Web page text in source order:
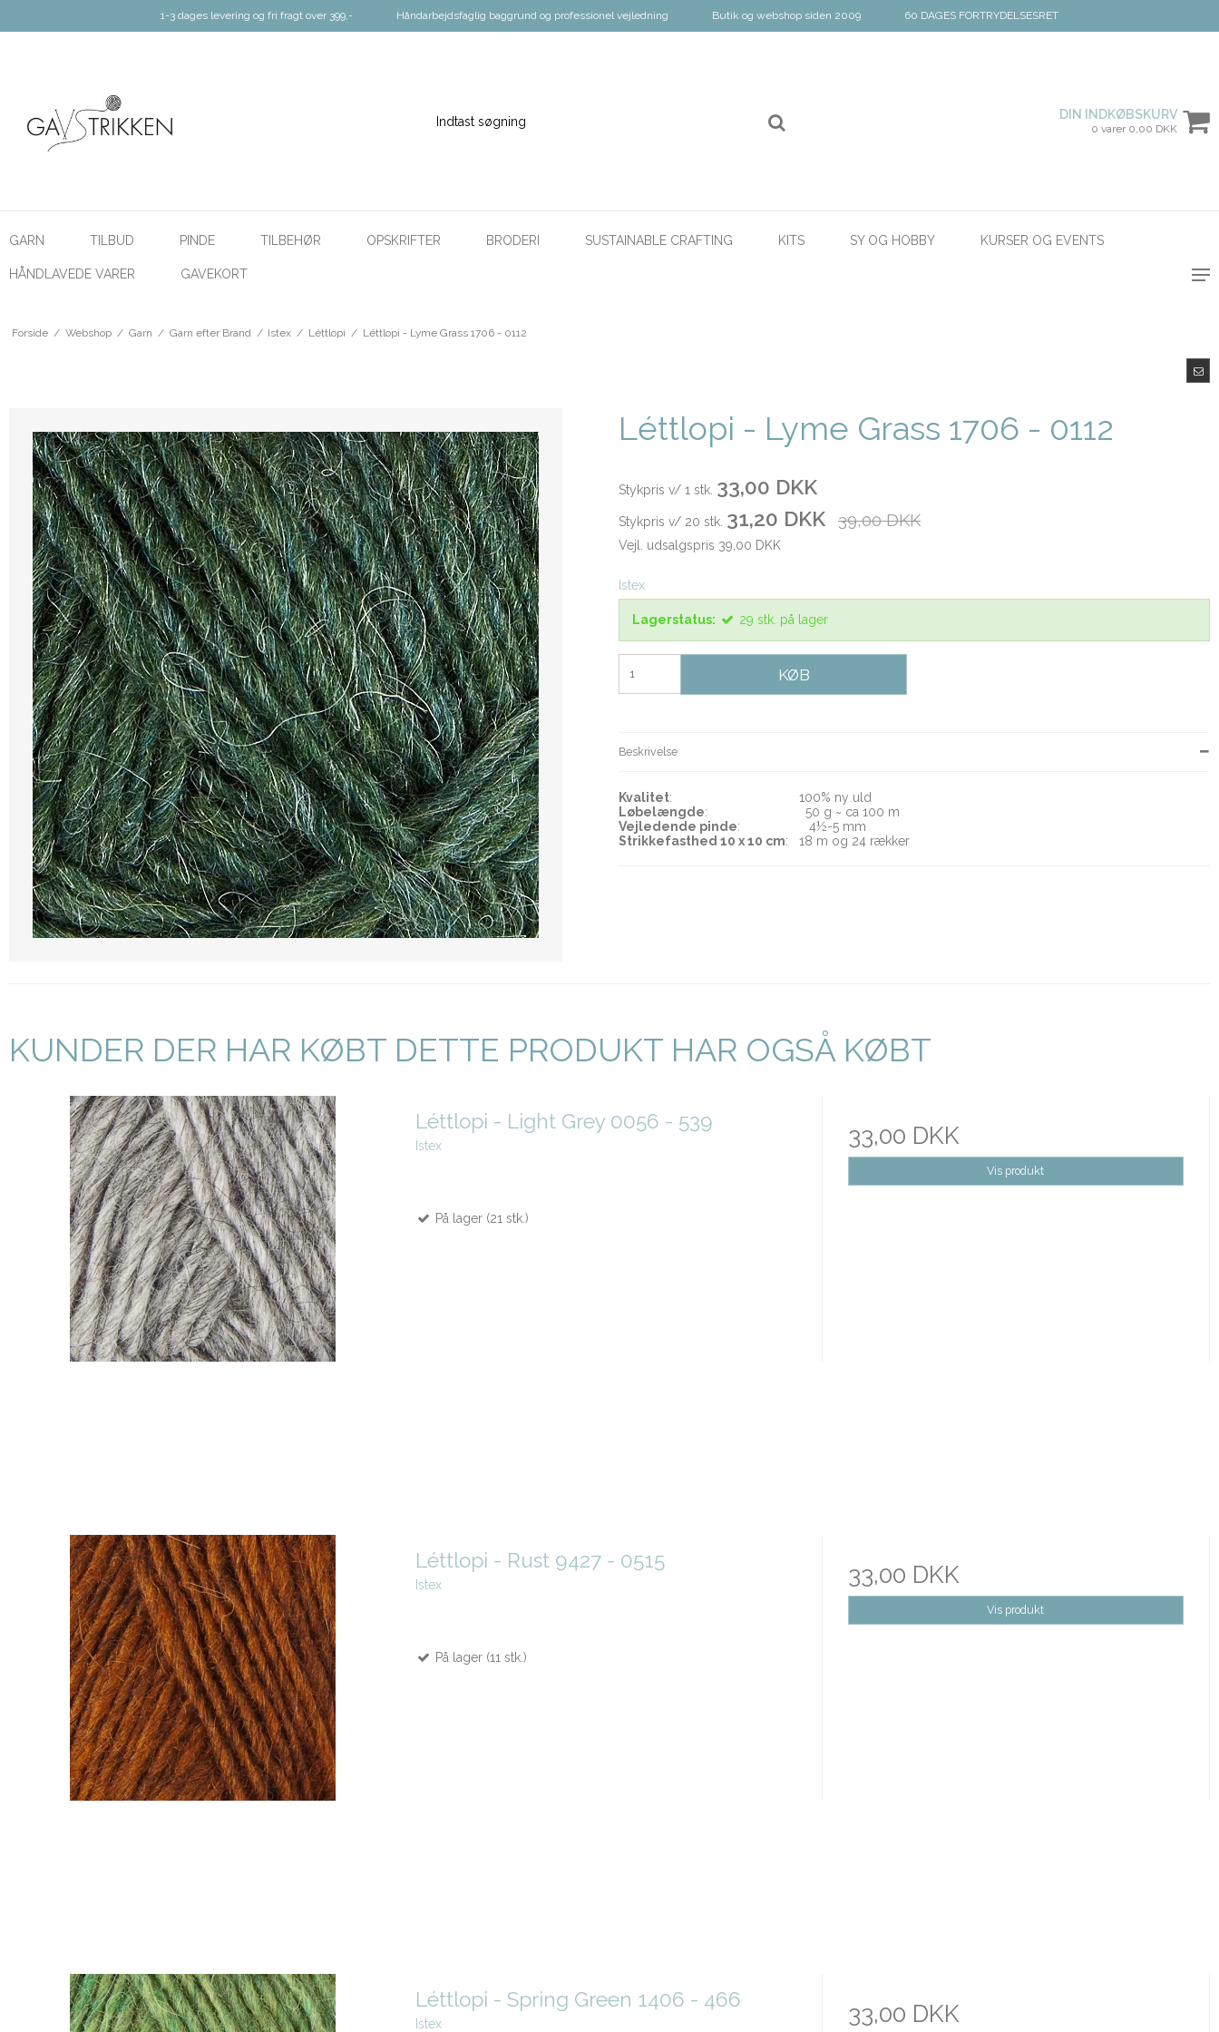
1-3 dages levering og fri fragt over 399,- Håndarbejdsfaglig baggrund og professionel vejledning Butik og webshop siden 2009 60 DAGES FORTRYDELSESRET
DIN INDKØBSKURV
0 varer 0,00 DKK
GARN TILBUD PINDE TILBEHØR OPSKRIFTER BRODERI SUSTAINABLE CRAFTING KITS SY OG HOBBY KURSER OG EVENTS
HÅNDLAVEDE VARER GAVEKORT
Forside / Webshop / Garn / Garn efter Brand / Istex / Léttlopi / Léttlopi - Lyme Grass 1706 - 0112
Léttlopi - Lyme Grass 1706 - 0112
Stykpris v/ 1 stk. 33,00 DKK
Stykpris v/ 20 stk. 31,20 DKK 39,00 DKK
Vejl. udsalgspris 39,00 DKK
Istex
Lagerstatus: 29 stk. på lager
KØB
Beskrivelse
Kvalitet: 100% ny uld
Løbelængde: 50 g ~ ca 100 m
Vejledende pinde: 4½-5 mm
Strikkefasthed 10 x 10 cm: 18 m og 24 rækker
KUNDER DER HAR KØBT DETTE PRODUKT HAR OGSÅ KØBT
Léttlopi - Light Grey 0056 - 539
Istex
På lager (21 stk.)
33,00 DKK
Vis produkt
Léttlopi - Rust 9427 - 0515
Istex
På lager (11 stk.)
33,00 DKK
Vis produkt
Léttlopi - Spring Green 1406 - 466
Istex 33,00 DKK